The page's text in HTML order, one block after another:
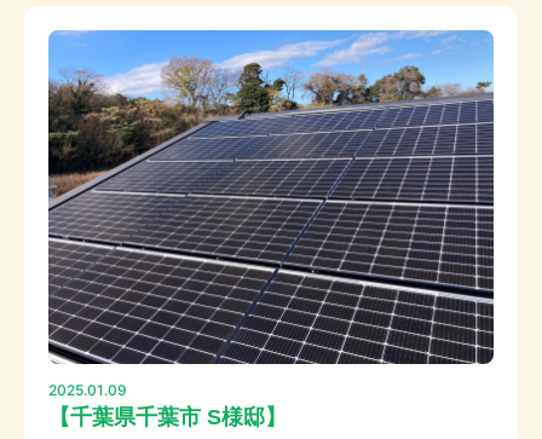
2025.01.09
【千葉県千葉市 S様邸】